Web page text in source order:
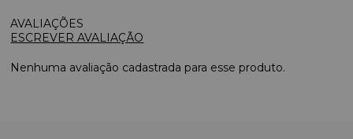
ESCREVER AVALIAÇÃO
Nenhuma avaliação cadastrada para esse produto.